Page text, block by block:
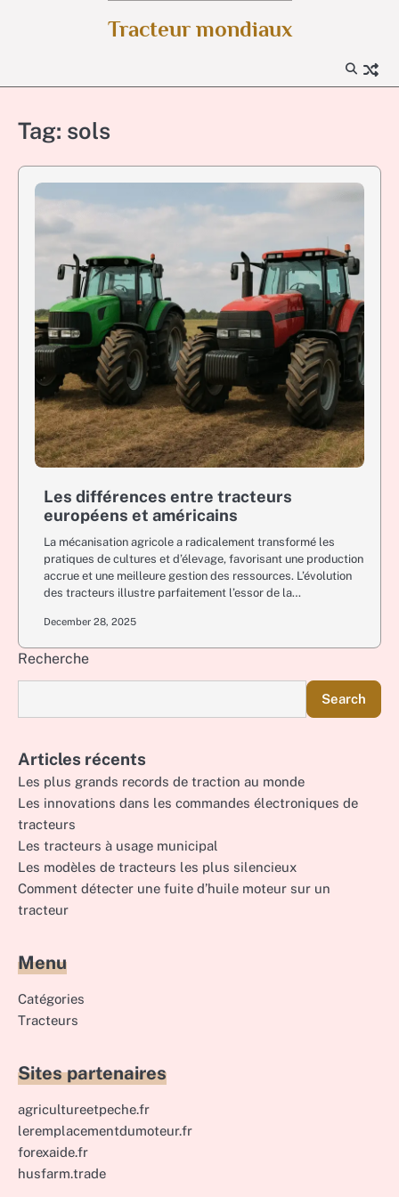
Tracteur mondiaux
Tag: sols
Les différences entre tracteurs
européens et américains
La mécanisation agricole a radicalement transformé les
pratiques de cultures et d’élevage, favorisant une production
accrue et une meilleure gestion des ressources. L’évolution
des tracteurs illustre parfaitement l’essor de la…
December 28, 2025
Recherche
Search
Articles récents
Les plus grands records de traction au monde
Les innovations dans les commandes électroniques de
tracteurs
Les tracteurs à usage municipal
Les modèles de tracteurs les plus silencieux
Comment détecter une fuite d’huile moteur sur un
tracteur
Menu
Catégories
Tracteurs
Sites partenaires
agricultureetpeche.fr
leremplacementdumoteur.fr
forexaide.fr
husfarm.trade